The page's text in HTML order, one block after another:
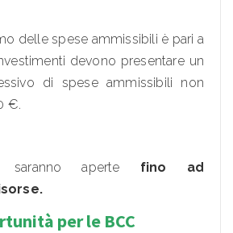
delle spese ammissibili è pari a
devono presentare un
di spese ammissibili non
€.
saranno aperte fino ad
per le BCC